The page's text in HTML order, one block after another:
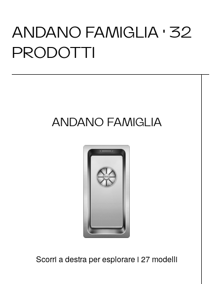
ANDANO FAMIGLIA · 32
PRODOTTI
ANDANO FAMIGLIA
Scorri a destra per esplorare i 27 modelli